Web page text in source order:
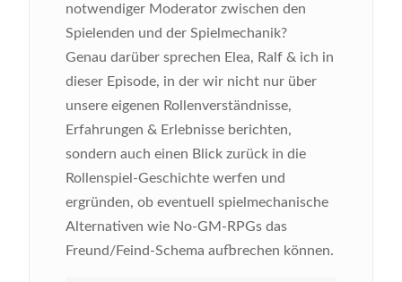
notwendiger Moderator zwischen den
Spielenden und der Spielmechanik?
Genau darüber sprechen Elea, Ralf & ich in
dieser Episode, in der wir nicht nur über
unsere eigenen Rollenverständnisse,
Erfahrungen & Erlebnisse berichten,
sondern auch einen Blick zurück in die
Rollenspiel-Geschichte werfen und
ergründen, ob eventuell spielmechanische
Alternativen wie No-GM-RPGs das
Freund/Feind-Schema aufbrechen können.